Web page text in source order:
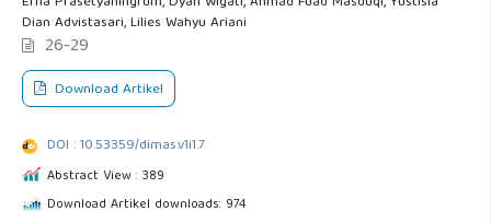
Dian Advistasari, Lilies Wahyu Ariani
26-29
Download Artikel
DOI : 10.53359/dimas.v1i1.7
Abstract View : 389
Download Artikel downloads: 974